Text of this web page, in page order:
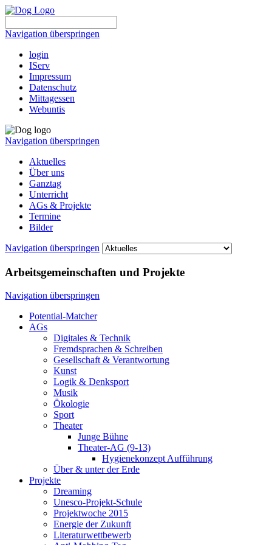
Navigation überspringen
login
IServ
Impressum
Datenschutz
Mittagessen
Webuntis
Navigation überspringen
Aktuelles
Über uns
Ganztag
Unterricht
AGs & Projekte
Termine
Bilder
Navigation überspringen
Arbeitsgemeinschaften und Projekte
Navigation überspringen
Potential-Matcher
AGs
Digitales & Technik
Fremdsprachen & Schreiben
Gesellschaft & Verantwortung
Kunst
Logik & Denksport
Musik
Ökologie
Sport
Theater
Junge Bühne
Theater-AG (9-13)
Hygienekonzept Aufführung
Über & unter der Erde
Projekte
Dreaming
Unesco-Projekt-Schule
Projektwoche 2015
Energie der Zukunft
Literaturwettbewerb